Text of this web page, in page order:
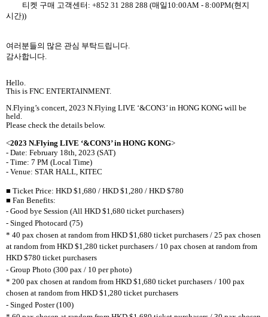
티켓 구매 고객센터 : +852 31 288 288 (매일 10:00AM - 8:00PM(현지
시간))
여러분들의 많은 관심 부탁드립니다.
감사합니다.
Hello.
This is FNC ENTERTAINMENT.
N.Flying’s concert, 2023 N.Flying LIVE ‘&CON3’ in HONG KONG will be
held.
Please check the details below.
<2023 N.Flying LIVE ‘&CON3’ in HONG KONG>
- Date: February 18th, 2023 (SAT)
- Time: 7 PM (Local Time)
- Venue: STAR HALL, KITEC
■ Ticket Price: HKD $1,680 / HKD $1,280 / HKD $780
■ Fan Benefits:
- Good bye Session (All HKD $1,680 ticket purchasers)
- Singed Photocard (75)
* 40 pax chosen at random from HKD $1,680 ticket purchasers / 25 pax chosen
at random from HKD $1,280 ticket purchasers / 10 pax chosen at random from
HKD $780 ticket purchasers
- Group Photo (300 pax / 10 per photo)
* 200 pax chosen at random from HKD $1,680 ticket purchasers / 100 pax
chosen at random from HKD $1,280 ticket purchasers
- Singed Poster (100)